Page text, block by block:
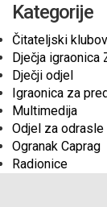
Kategorije
Čitateljski
Dječja igraonica
Dječji odjel
Igraonica za
Multimedija
Odjel za odrasle
Ogranak Caprag
Radionice